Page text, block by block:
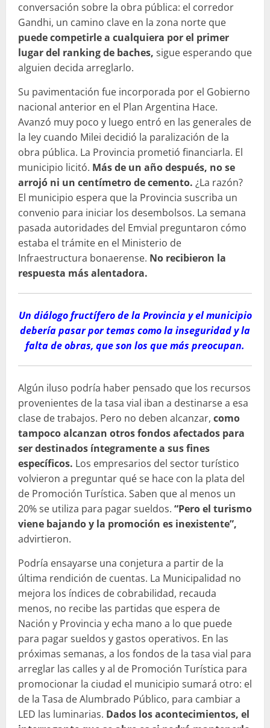
conversación sobre la obra pública: el corredor
Gandhi, un camino clave en la zona norte que
puede competirle a cualquiera por el primer
lugar del ranking de baches, sigue esperando que
alguien decida arreglarlo.
Su pavimentación fue incorporada por el Gobierno
nacional anterior en el Plan Argentina Hace.
Avanzó muy poco y luego entró en las generales de
la ley cuando Milei decidió la paralización de la
obra pública. La Provincia prometió financiarla. El
municipio licitó. Más de un año después, no se
arrojó ni un centímetro de cemento. ¿La razón?
El municipio espera que la Provincia suscriba un
convenio para iniciar los desembolsos. La semana
pasada autoridades del Emvial preguntaron cómo
estaba el trámite en el Ministerio de
Infraestructura bonaerense. No recibieron la
respuesta más alentadora.
Un diálogo fructífero de la Provincia y el municipio
debería pasar por temas como la inseguridad y la
falta de obras, que son los que más preocupan.
Algún iluso podría haber pensado que los recursos
provenientes de la tasa vial iban a destinarse a esa
clase de trabajos. Pero no deben alcanzar, como
tampoco alcanzan otros fondos afectados para
ser destinados íntegramente a sus fines
específicos. Los empresarios del sector turístico
volvieron a preguntar qué se hace con la plata del
de Promoción Turística. Saben que al menos un
20% se utiliza para pagar sueldos. “Pero el turismo
viene bajando y la promoción es inexistente”,
advirtieron.
Podría ensayarse una conjetura a partir de la
última rendición de cuentas. La Municipalidad no
mejora los índices de cobrabilidad, recauda
menos, no recibe las partidas que espera de
Nación y Provincia y echa mano a lo que puede
para pagar sueldos y gastos operativos. En las
próximas semanas, a los fondos de la tasa vial para
arreglar las calles y al de Promoción Turística para
promocionar la ciudad el municipio sumará otro: el
de la Tasa de Alumbrado Público, para cambiar a
LED las luminarias. Dados los acontecimientos, el